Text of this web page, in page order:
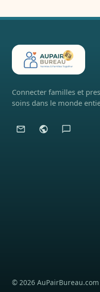
Connecter familles et
soins dans le monde
© 2026 AuPairBureau.com